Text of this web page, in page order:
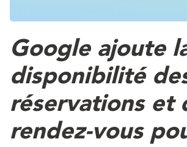
Google ajoute
disponibilité
réservations et
rendez-vous